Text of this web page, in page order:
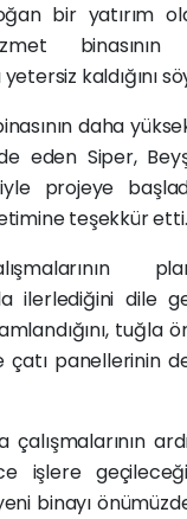
bir yatırım
kaldığını
daha
eden Siper,
projeye
teşekkür etti.
ilerlediğini dile
tuğla
panellerinin
çalışmalarının
işlere
binayı